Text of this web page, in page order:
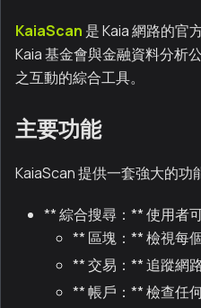
KaiaScan 是 Kaia 網路的官
Kaia 基金會與金融資料分析
之互動的綜合工具。
主要功能
KaiaScan 提供一套強大的功
** 綜合搜尋：** 使用者
** 區塊：** 檢視每
** 交易：** 追蹤網
** 帳戶：** 檢查任